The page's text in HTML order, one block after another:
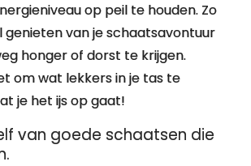
op peil te houden. Zo
genieten van je schaatsavontuur
honger of dorst te krijgen.
om wat lekkers in je tas te
je het ijs op gaat!
van goede schaatsen die